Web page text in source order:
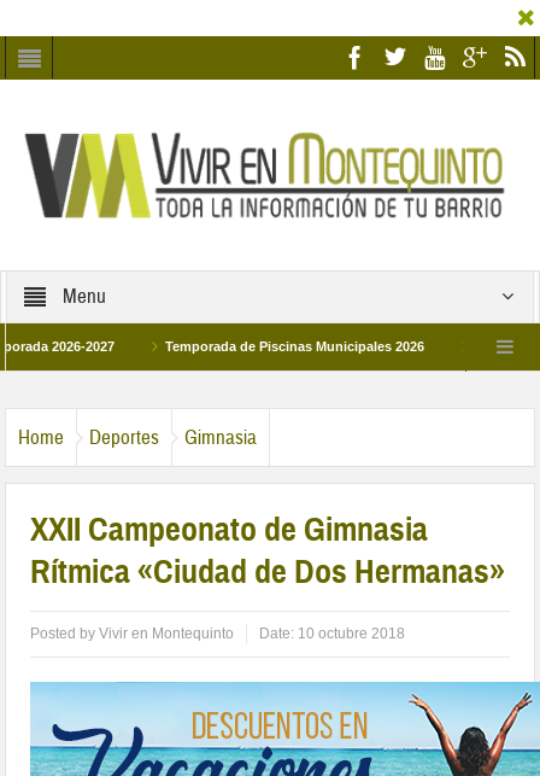
Menu
2027 Temporada de Piscinas Municipales 2026 Los Campus de
Home Deportes Gimnasia
XXII Campeonato de Gimnasia
Rítmica «Ciudad de Dos Hermanas»
Posted byVivir en Montequinto Date: 10 octubre 2018